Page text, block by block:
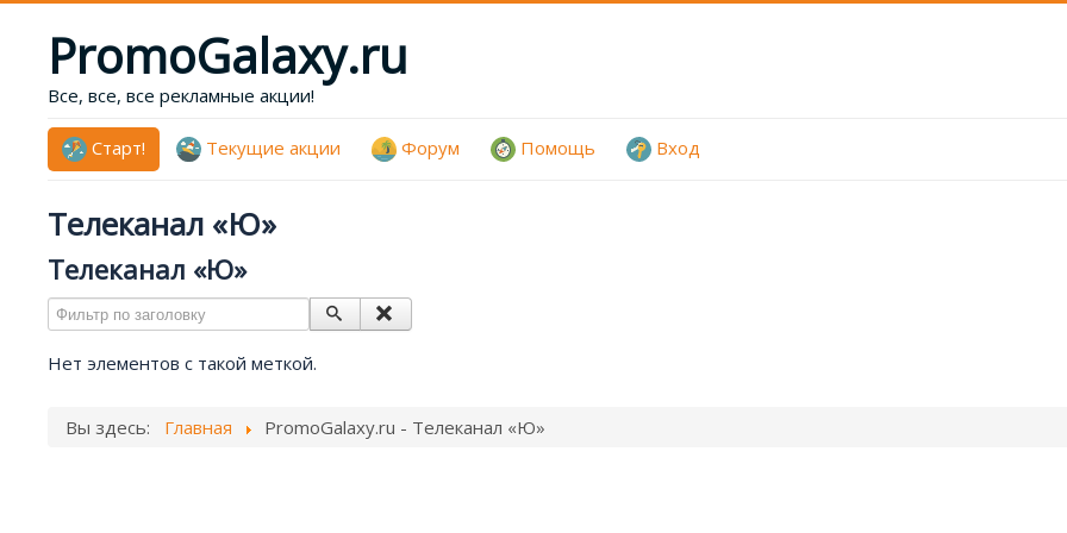
PromoGalaxy.ru
Все, все, все рекламные акции!
Старт! Текущие акции Форум Помощь Вход
Телеканал «Ю»
Телеканал «Ю»
Фильтр по заголовку
Нет элементов с такой меткой.
Вы здесь: Главная PromoGalaxy.ru - Телеканал «Ю»